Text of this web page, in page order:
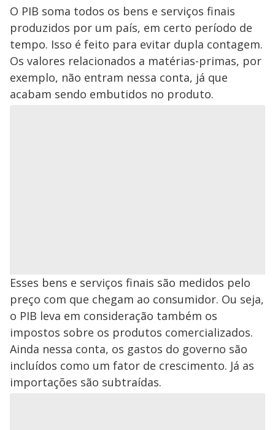
O PIB soma todos os bens e serviços finais
produzidos por um país, em certo período de
tempo. Isso é feito para evitar dupla contagem.
Os valores relacionados a matérias-primas, por
exemplo, não entram nessa conta, já que
acabam sendo embutidos no produto.
Esses bens e serviços finais são medidos pelo
preço com que chegam ao consumidor. Ou seja,
o PIB leva em consideração também os
impostos sobre os produtos comercializados.
Ainda nessa conta, os gastos do governo são
incluídos como um fator de crescimento. Já as
importações são subtraídas.